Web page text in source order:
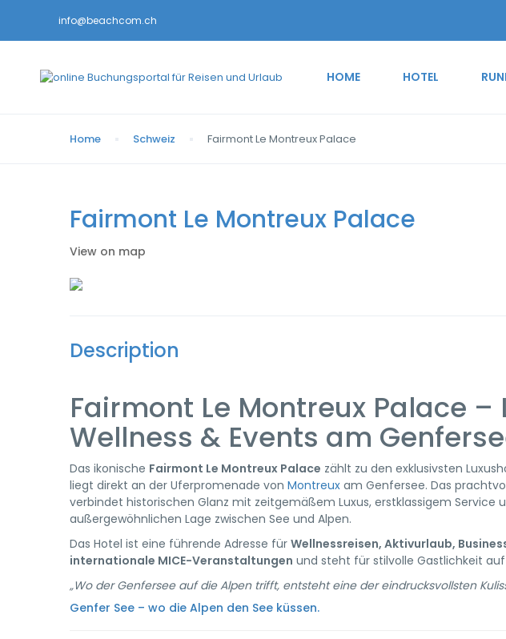
info@beachcom.ch
HOME HOTEL
Home Schweiz Fairmont Le Montreux Palace
Fairmont Le Montreux Palace
View on map
Description
Fairmont Le Montreux Palace –
Wellness & Events am
Das ikonische Fairmont Le Montreux Palace zählt zu den exklusivsten
liegt direkt an der Uferpromenade von Montreux am Genfersee. Das
verbindet historischen Glanz mit zeitgemäßem Luxus, erstklassigem Service
außergewöhnlichen Lage zwischen See und Alpen.
Das Hotel ist eine führende Adresse für Wellnessreisen, Aktivurlaub,
internationale MICE-Veranstaltungen und steht für stilvolle Gastlichkeit
„Wo der Genfersee auf die Alpen trifft, entsteht eine der eindrucksvollsten
Genfer See – wo die Alpen den See küssen.